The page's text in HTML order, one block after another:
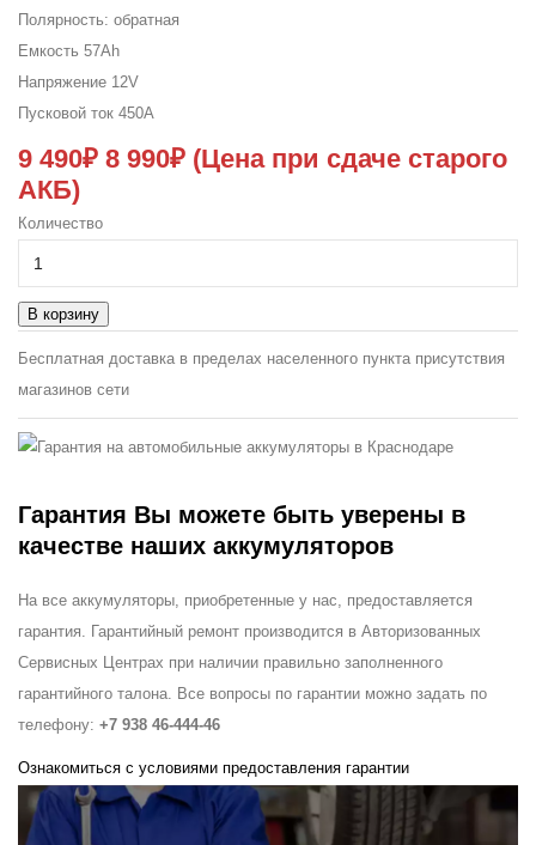
Полярность: обратная
Емкость 57Ah
Напряжение 12V
Пусковой ток 450A
9 490₽ 8 990₽ (Цена при сдаче старого
АКБ)
Количество
В корзину
Бесплатная доставка в пределах населенного пункта присутствия
магазинов сети
Гарантия Вы можете быть уверены в
качестве наших аккумуляторов
На все аккумуляторы, приобретенные у нас, предоставляется
гарантия. Гарантийный ремонт производится в Авторизованных
Сервисных Центрах при наличии правильно заполненного
гарантийного талона. Все вопросы по гарантии можно задать по
телефону: +7 938 46-444-46
Ознакомиться с условиями предоставления гарантии